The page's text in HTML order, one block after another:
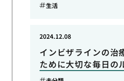
生活
インビザラインの治
ために大切な毎日の
2024.12.08